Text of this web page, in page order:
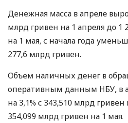
Денежная масса в апреле
млрд гривен на 1 апреля до 1
на 1 мая, с начала года
277,6 млрд гривен.
Объем наличных денег в
оперативным данным НБУ, в
на 3,1% с 343,510 млрд гривен
354,099 млрд гривен на 1 мая.